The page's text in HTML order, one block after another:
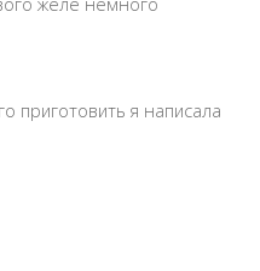
приготовить я написала